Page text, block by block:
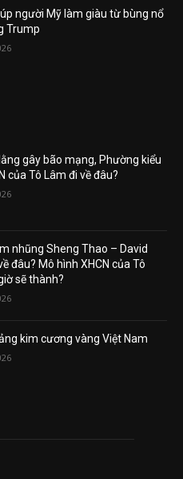
người Mỹ làm giàu từ bùng nổ
Trump
gây bão mạng, Phường kiểu
của Tô Lâm đi về đâu?
nhũng Sheng Thao – David
đâu? Mô hình XHCN của Tô
sẽ thành?
kim cương vàng Việt Nam